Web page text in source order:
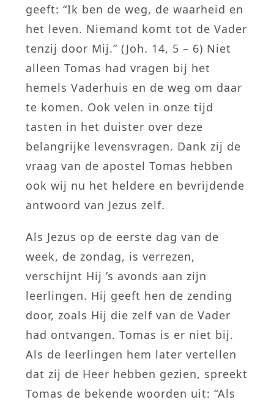
geeft: “Ik ben de weg, de waarheid en
het leven. Niemand komt tot de Vader
tenzij door Mij.” (Joh. 14, 5 – 6) Niet
alleen Tomas had vragen bij het
hemels Vaderhuis en de weg om daar
te komen. Ook velen in onze tijd
tasten in het duister over deze
belangrijke levensvragen. Dank zij de
vraag van de apostel Tomas hebben
ook wij nu het heldere en bevrijdende
antwoord van Jezus zelf.
Als Jezus op de eerste dag van de
week, de zondag, is verrezen,
verschijnt Hij ’s avonds aan zijn
leerlingen. Hij geeft hen de zending
door, zoals Hij die zelf van de Vader
had ontvangen. Tomas is er niet bij.
Als de leerlingen hem later vertellen
dat zij de Heer hebben gezien, spreekt
Tomas de bekende woorden uit: “Als